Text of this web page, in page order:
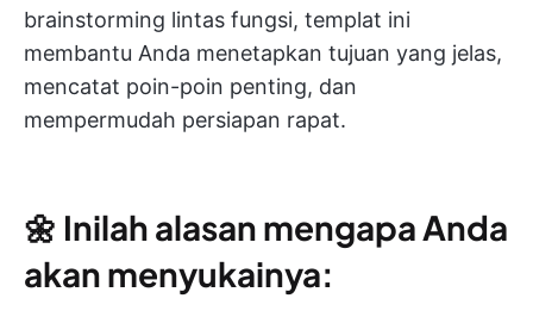
brainstorming lintas fungsi, templat ini
membantu Anda menetapkan tujuan yang jelas,
mencatat poin-poin penting, dan
mempermudah persiapan rapat.
🌼 Inilah alasan mengapa Anda
akan menyukainya: